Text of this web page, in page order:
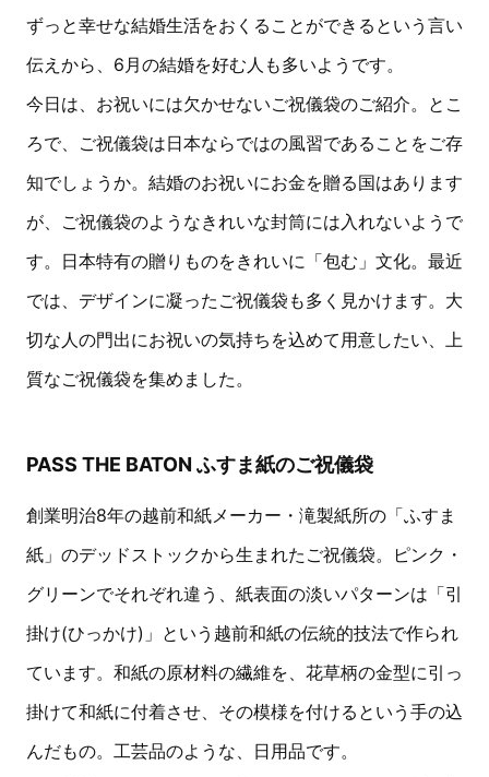
ずっと幸せな結婚生活をおくることができるという言い
伝えから、6月の結婚を好む人も多いようです。
今日は、お祝いには欠かせないご祝儀袋のご紹介。とこ
ろで、ご祝儀袋は日本ならではの風習であることをご存
知でしょうか。結婚のお祝いにお金を贈る国はあります
が、ご祝儀袋のようなきれいな封筒には入れないようで
す。日本特有の贈りものをきれいに「包む」文化。最近
では、デザインに凝ったご祝儀袋も多く見かけます。大
切な人の門出にお祝いの気持ちを込めて用意したい、上
質なご祝儀袋を集めました。
PASS THE BATON ふすま紙のご祝儀袋
創業明治8年の越前和紙メーカー・滝製紙所の「ふすま
紙」のデッドストックから生まれたご祝儀袋。ピンク・
グリーンでそれぞれ違う、紙表面の淡いパターンは「引
掛け(ひっかけ)」という越前和紙の伝統的技法で作られ
ています。和紙の原材料の繊維を、花草柄の金型に引っ
掛けて和紙に付着させ、その模様を付けるという手の込
んだもの。工芸品のような、日用品です。